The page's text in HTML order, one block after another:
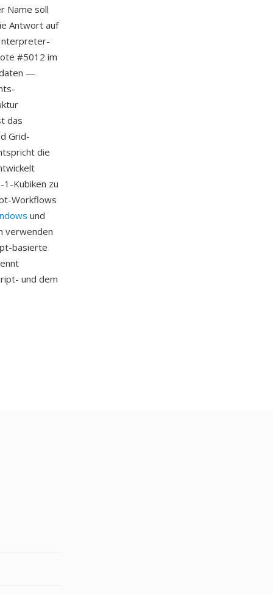
Name soll
Antwort auf
#5012 im
—
das
Grid-
die
Kubiken zu
Workflows
und
verwenden
basierte
und dem